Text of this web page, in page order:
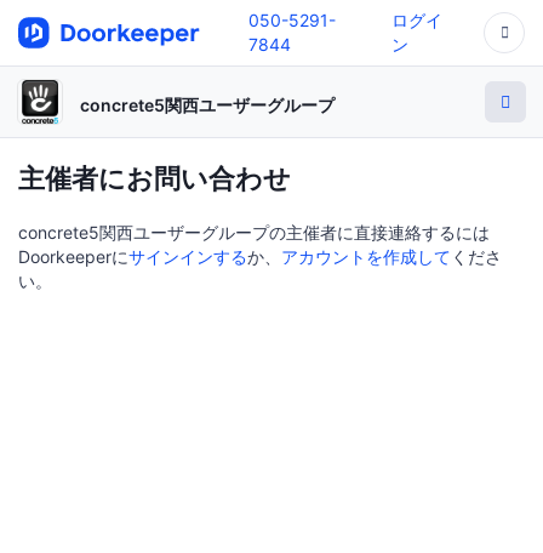
050-5291-
7844
ログイ
ン
concrete5関西ユーザーグループ
主催者にお問い合わせ
concrete5関西ユーザーグループの主催者に直接連絡するには
Doorkeeperにサインインするか、 アカウントを作成して くださ
い。